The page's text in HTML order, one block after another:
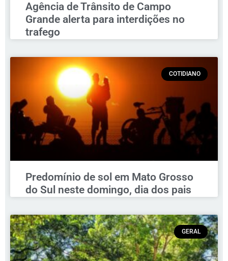
Agência de Trânsito de Campo
Grande alerta para interdições no
trafego
COTIDIANO
Predomínio de sol em Mato Grosso
do Sul neste domingo, dia dos pais
GERAL